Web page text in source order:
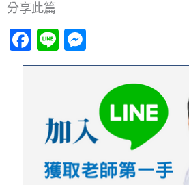
分享此篇
Facebook
Line